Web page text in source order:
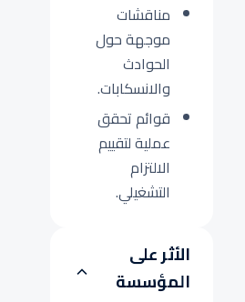
مناقشات
موجهة حول
الحوادث
والانسكابات.
قوائم تحقق
عملية لتقييم
الالتزام
التشغيلي.
الأثر على
المؤسسة